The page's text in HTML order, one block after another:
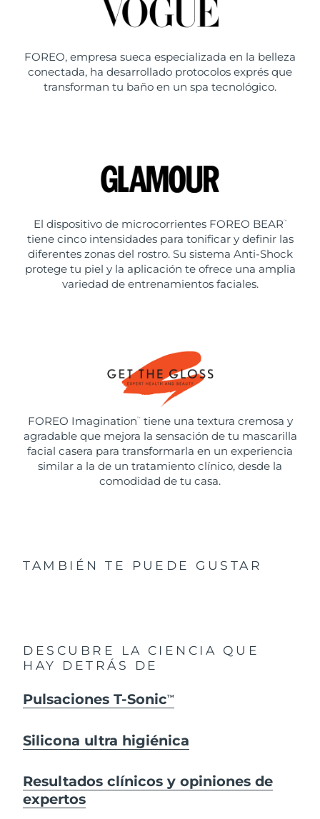
FOREO, empresa sueca especializada en la belleza
conectada, ha desarrollado protocolos exprés que
transforman tu baño en un spa tecnológico.
El dispositivo de microcorrientes FOREO BEAR ™
tiene cinco intensidades para tonificar y definir las
diferentes zonas del rostro. Su sistema Anti-Shock
protege tu piel y la aplicación te ofrece una amplia
variedad de entrenamientos faciales.
FOREO Imagination ™
tiene una textura cremosa y
agradable que mejora la sensación de tu mascarilla
facial casera para transformarla en un experiencia
similar a la de un tratamiento clínico, desde la
comodidad de tu casa.
TAMBIÉN TE PUEDE GUSTAR
DESCUBRE LA CIENCIA QUE
HAY DETRÁS DE
Pulsaciones T-SonicTM
Silicona ultra higiénica
Resultados clínicos y opiniones de
expertos